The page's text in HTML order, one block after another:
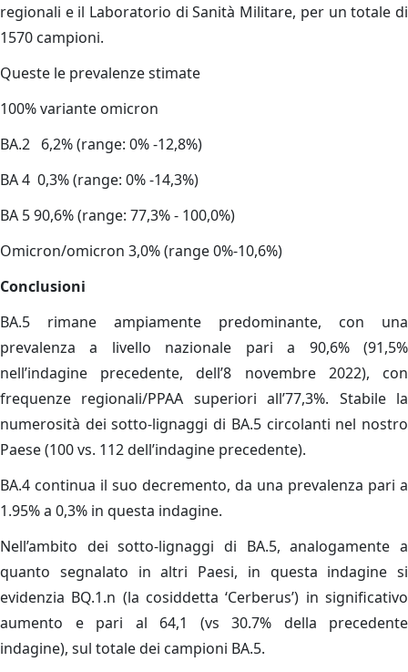
regionali e il Laboratorio di Sanità Militare, per un totale di
1570 campioni.
Queste le prevalenze stimate
100% variante omicron
BA.2 6,2% (range: 0% -12,8%)
BA 4 0,3% (range: 0% -14,3%)
BA 5 90,6% (range: 77,3% - 100,0%)
Omicron/omicron 3,0% (range 0%-10,6%)
Conclusioni
BA.5 rimane ampiamente predominante, con una
prevalenza a livello nazionale pari a 90,6% (91,5%
nell’indagine precedente, dell’8 novembre 2022), con
frequenze regionali/PPAA superiori all’77,3%. Stabile la
numerosità dei sotto-lignaggi di BA.5 circolanti nel nostro
Paese (100 vs. 112 dell’indagine precedente).
BA.4 continua il suo decremento, da una prevalenza pari a
1.95% a 0,3% in questa indagine.
Nell’ambito dei sotto-lignaggi di BA.5, analogamente a
quanto segnalato in altri Paesi, in questa indagine si
evidenzia BQ.1.n (la cosiddetta ‘Cerberus’) in significativo
aumento e pari al 64,1 (vs 30.7% della precedente
indagine), sul totale dei campioni BA.5.